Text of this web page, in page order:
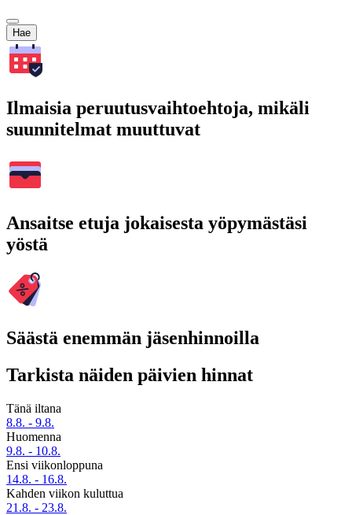
Hae
Ilmaisia peruutusvaihtoehtoja, mikäli
suunnitelmat muuttuvat
Ansaitse etuja jokaisesta yöpymästäsi
yöstä
Säästä enemmän jäsenhinnoilla
Tarkista näiden päivien hinnat
Tänä iltana
8.8. - 9.8.
Huomenna
9.8. - 10.8.
Ensi viikonloppuna
14.8. - 16.8.
Kahden viikon kuluttua
21.8. - 23.8.